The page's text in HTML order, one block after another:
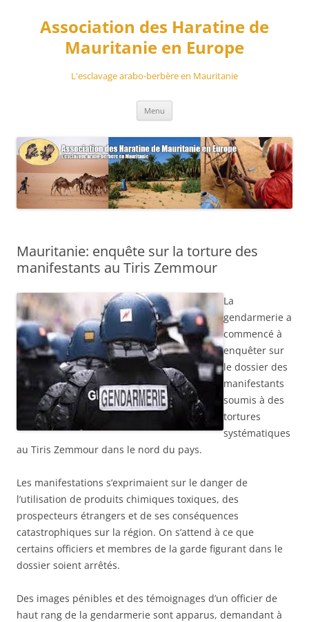
contenuAssociation des Haratine de
Mauritanie en Europe
L'esclavage arabo-berbère en Mauritanie
Menu
Mauritanie: enquête sur la torture des
manifestants au Tiris Zemmour
La
gendarmerie a
commencé à
enquêter sur
le dossier des
manifestants
soumis à des
tortures
systématiques
au Tiris Zemmour dans le nord du pays.
Les manifestations s’exprimaient sur le danger de
l’utilisation de produits chimiques toxiques, des
prospecteurs étrangers et de ses conséquences
catastrophiques sur la région. On s’attend à ce que
certains officiers et membres de la garde figurant dans le
dossier soient arrêtés.
Des images pénibles et des témoignages d’un officier de
haut rang de la gendarmerie sont apparus, demandant à